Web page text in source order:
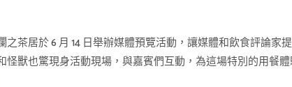
之茶居於 6 月 14 日舉辦媒體預覽活動，讓媒體和飲食評論家
怪獸也驚現身活動現場，與嘉賓們互動，為這場特別的用餐